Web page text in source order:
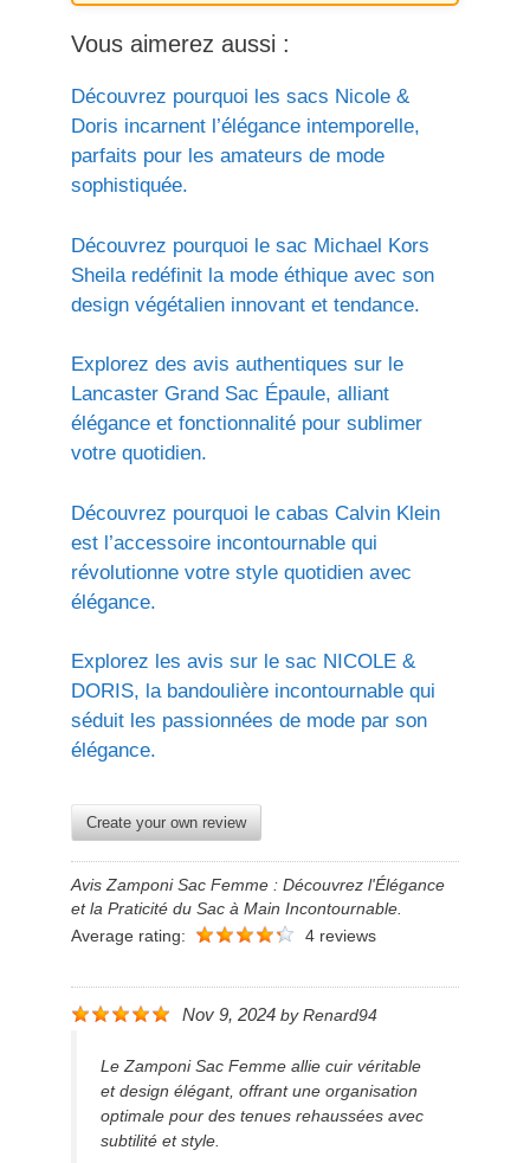
Vous aimerez aussi :
Découvrez pourquoi les sacs Nicole &
Doris incarnent l’élégance intemporelle,
parfaits pour les amateurs de mode
sophistiquée.
Découvrez pourquoi le sac Michael Kors
Sheila redéfinit la mode éthique avec son
design végétalien innovant et tendance.
Explorez des avis authentiques sur le
Lancaster Grand Sac Épaule, alliant
élégance et fonctionnalité pour sublimer
votre quotidien.
Découvrez pourquoi le cabas Calvin Klein
est l’accessoire incontournable qui
révolutionne votre style quotidien avec
élégance.
Explorez les avis sur le sac NICOLE &
DORIS, la bandoulière incontournable qui
séduit les passionnées de mode par son
élégance.
Create your own review
Avis Zamponi Sac Femme : Découvrez l'Élégance
et la Praticité du Sac à Main Incontournable.
Average rating:
4 reviews
Nov 9, 2024 by Renard94
Le Zamponi Sac Femme allie cuir véritable
et design élégant, offrant une organisation
optimale pour des tenues rehaussées avec
subtilité et style.